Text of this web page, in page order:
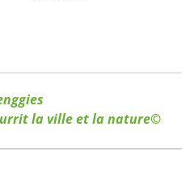
la ville et la nature©